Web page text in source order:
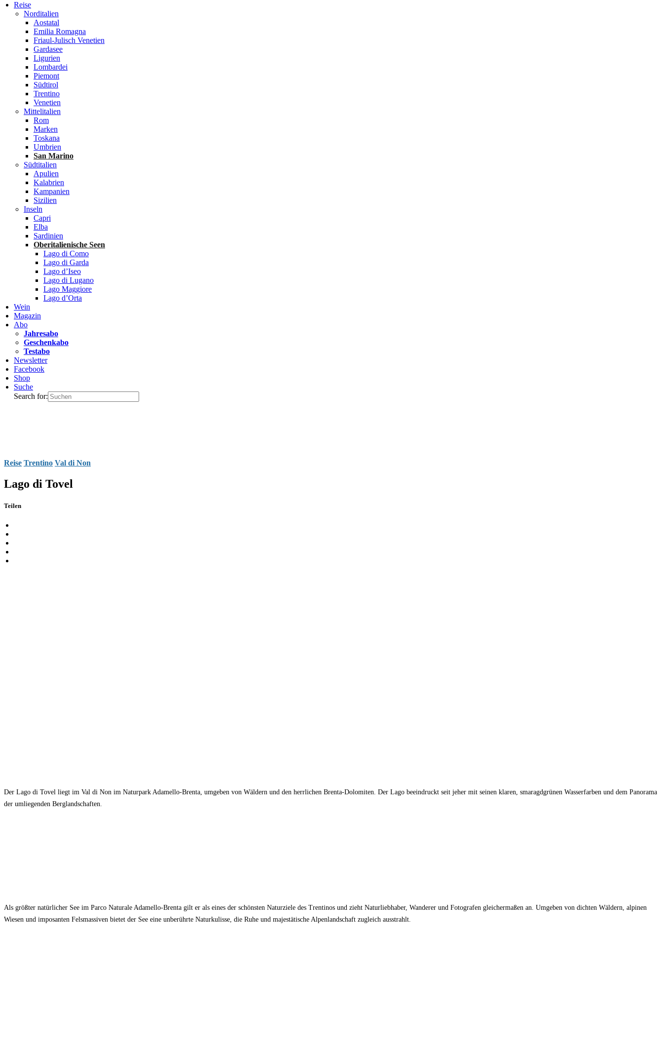
Reise
Norditalien
Aostatal
Emilia Romagna
Friaul-Julisch Venetien
Gardasee
Ligurien
Lombardei
Piemont
Südtirol
Trentino
Venetien
Mittelitalien
Rom
Marken
Toskana
Umbrien
San Marino
Südtitalien
Apulien
Kalabrien
Kampanien
Sizilien
Inseln
Capri
Elba
Sardinien
Oberitalienische Seen
Lago di Como
Lago di Garda
Lago d’Iseo
Lago di Lugano
Lago Maggiore
Lago d’Orta
Wein
Magazin
Abo
Jahresabo
Geschenkabo
Testabo
Newsletter
Facebook
Shop
Suche
Search for:
Reise Trentino Val di Non
Lago di Tovel
Teilen
Der Lago di Tovel liegt im Val di Non im Naturpark Adamello-Brenta, umgeben von Wäldern und den herrlichen Brenta-Dolomiten. Der Lago beeindruckt seit jeher mit seinen klaren, smaragdgrünen Wasserfarben und dem Panorama
der umliegenden Berglandschaften.
Als größter natürlicher See im Parco Naturale Adamello‑Brenta gilt er als eines der schönsten Naturziele des Trentinos und zieht Naturliebhaber, Wanderer und Fotografen gleichermaßen an. Umgeben von dichten Wäldern, alpinen
Wiesen und imposanten Felsmassiven bietet der See eine unberührte Naturkulisse, die Ruhe und majestätische Alpenlandschaft zugleich ausstrahlt.